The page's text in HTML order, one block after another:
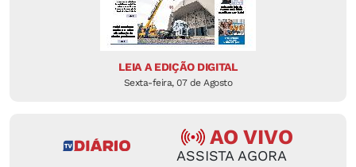
LEIA A EDIÇÃO DIGITAL
Sexta-feira, 07 de Agosto
AO VIVO
ASSISTA AGORA